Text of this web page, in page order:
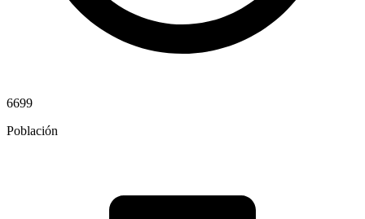
6699
Población